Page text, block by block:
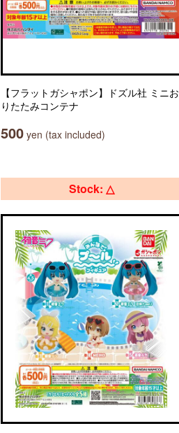
【フラットガシャポン】ドズル社 ミニお
りたたみコンテナ
500 yen (tax included)
Stock: △